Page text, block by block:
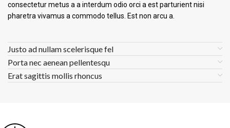
consectetur metus a a interdum odio orci a est parturient nisi
pharetra vivamus a commodo tellus. Est non arcu a.
Justo ad nullam scelerisque fel
Porta nec aenean pellentesqu
Erat sagittis mollis rhoncus